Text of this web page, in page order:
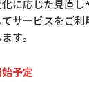
に応じた見直
サービスをご利
す。
予定